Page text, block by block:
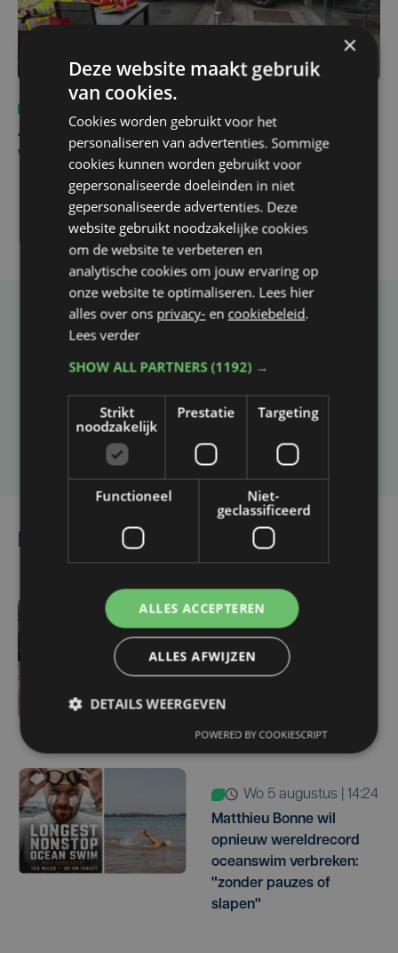
Autobestuurster rijdt na foutief manoeuvre tegen
winkelgevel in Ieper
Taalfout opgemerkt?
Laat het ons weten
wo 5 augustus | 17:13
Vijf West-Vlaamse
gymnasten mogen zich
toestelturnen
wo 5 augustus | 14:24
Matthieu Bonne wil
opnieuw wereldrecord
oceanswim verbreken:
"zonder pauzes of
slapen"
×
Deze website maakt gebruik
van cookies.
Cookies worden gebruikt voor het
personaliseren van advertenties. Sommige
cookies kunnen worden gebruikt voor
gepersonaliseerde doeleinden in niet
gepersonaliseerde advertenties. Deze
website gebruikt noodzakelijke cookies
om de website te verbeteren en
analytische cookies om jouw ervaring op
onze website te optimaliseren. Lees hier
alles over ons privacy- en cookiebeleid.
Lees verder
SHOW ALL PARTNERS(1192) →
Strikt
noodzakelijk
Prestatie Targeting
Functioneel
Niet-
geclassificeerd
ALLES ACCEPTEREN
ALLES AFWIJZEN
DETAILS WEERGEVEN
POWERED BY COOKIESCRIPT